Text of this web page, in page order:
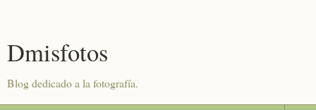
Dmisfotos
Blog dedicado a la fotografía.